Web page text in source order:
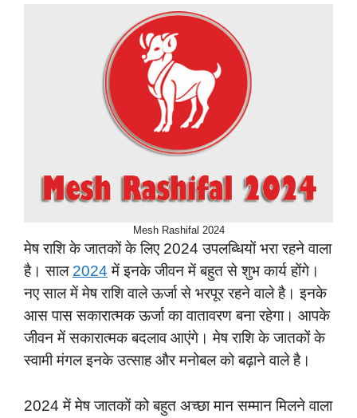
Mesh Rashifal 2024
मेष राशि के जातकों के लिए 2024 उपलब्धियों भरा रहने वाला
है। साल 2024 में इनके जीवन में बहुत से शुभ कार्य होंगे।
नए साल में मेष राशि वाले ऊर्जा से भरपूर रहने वाले है। इनके
आस पास सकारात्मक ऊर्जा का वातावरण बना रहेगा। आपके
जीवन में सकारात्मक बदलाव आएंगे। मेष राशि के जातकों के
स्वामी मंगल इनके उत्साह और मनोबल को बढ़ाने वाले है।
2024 में मेष जातकों को बहुत अच्छा मान सम्मान मिलने वाला